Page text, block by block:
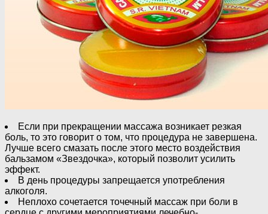
Если при прекращении массажа возникает резкая
боль, то это говорит о том, что процедура не завершена.
Лучше всего смазать после этого место воздействия
бальзамом «Звездочка», который позволит усилить
эффект.
В день процедуры запрещается употребления
алкоголя.
Неплохо сочетается точечный массаж при боли в